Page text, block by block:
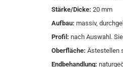
Stärke/Dicke: 20 mm
Aufbau: massiv,
Profil: nach Auswahl.
Oberfläche: Ästestellen
Endbehandlung: